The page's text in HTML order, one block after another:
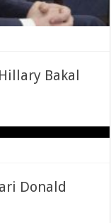
Bakal
Donald